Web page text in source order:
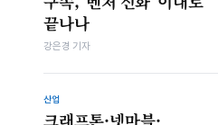
끝나나
강은경 기자
산업
크래프톤·넷마블·